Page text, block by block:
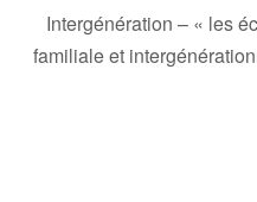
Intergénération – « les
familiale et